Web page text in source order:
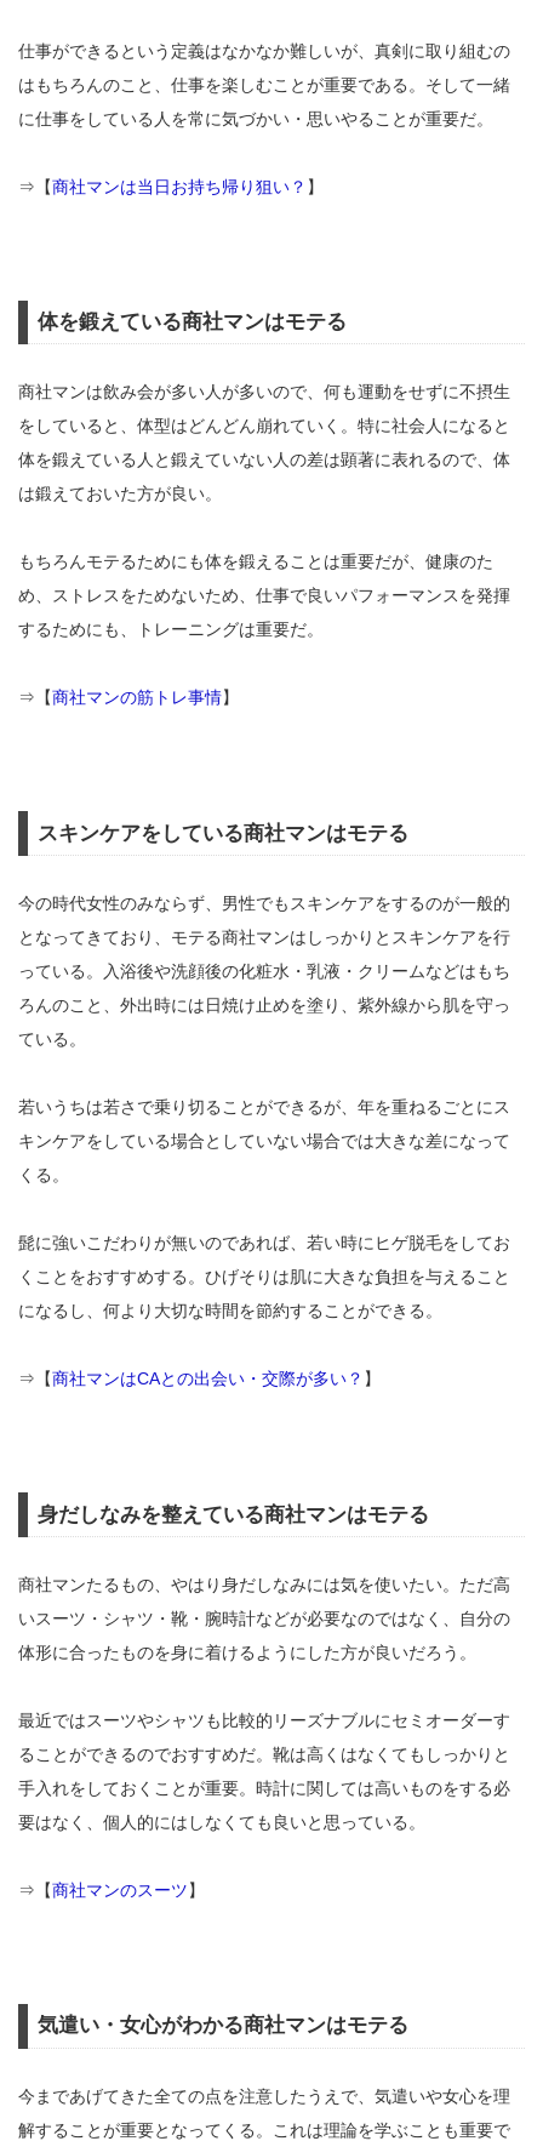
仕事ができるという定義はなかなか難しいが、真剣に取り組むの
はもちろんのこと、仕事を楽しむことが重要である。そして一緒
に仕事をしている人を常に気づかい・思いやることが重要だ。
⇒【商社マンは当日お持ち帰り狙い？ 】
体を鍛えている商社マンはモテる
商社マンは飲み会が多い人が多いので、何も運動をせずに不摂生
をしていると、体型はどんどん崩れていく。特に社会人になると
体を鍛えている人と鍛えていない人の差は顕著に表れるので、体
は鍛えておいた方が良い。
もちろんモテるためにも体を鍛えることは重要だが、健康のた
め、ストレスをためないため、仕事で良いパフォーマンスを発揮
するためにも、トレーニングは重要だ。
⇒【商社マンの筋トレ事情】
スキンケアをしている商社マンはモテる
今の時代女性のみならず、男性でもスキンケアをするのが一般的
となってきており、モテる商社マンはしっかりとスキンケアを行
っている。入浴後や洗顔後の化粧水・乳液・クリームなどはもち
ろんのこと、外出時には日焼け止めを塗り、紫外線から肌を守っ
ている。
若いうちは若さで乗り切ることができるが、年を重ねるごとにス
キンケアをしている場合としていない場合では大きな差になって
くる。
髭に強いこだわりが無いのであれば、若い時にヒゲ脱毛をしてお
くことをおすすめする。ひげそりは肌に大きな負担を与えること
になるし、何より大切な時間を節約することができる。
⇒【商社マンはCAとの出会い・交際が多い？ 】
身だしなみを整えている商社マンはモテる
商社マンたるもの、やはり身だしなみには気を使いたい。ただ高
いスーツ・シャツ・靴・腕時計などが必要なのではなく、自分の
体形に合ったものを身に着けるようにした方が良いだろう。
最近ではスーツやシャツも比較的リーズナブルにセミオーダーす
ることができるのでおすすめだ。靴は高くはなくてもしっかりと
手入れをしておくことが重要。時計に関しては高いものをする必
要はなく、個人的にはしなくても良いと思っている。
⇒【商社マンのスーツ】
気遣い・女心がわかる商社マンはモテる
今まであげてきた全ての点を注意したうえで、気遣いや女心を理
解することが重要となってくる。これは理論を学ぶことも重要で